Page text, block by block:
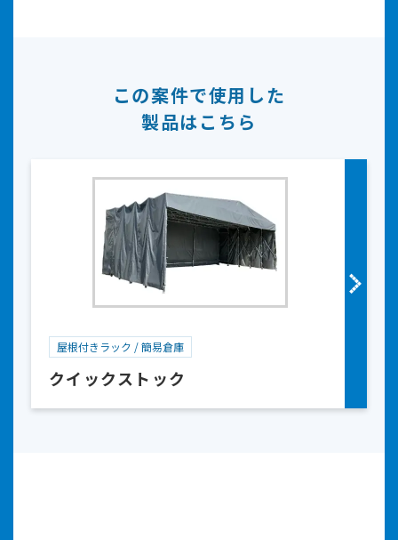
この案件で使用した
製品はこちら
屋根付きラック / 簡易倉庫
クイックストック